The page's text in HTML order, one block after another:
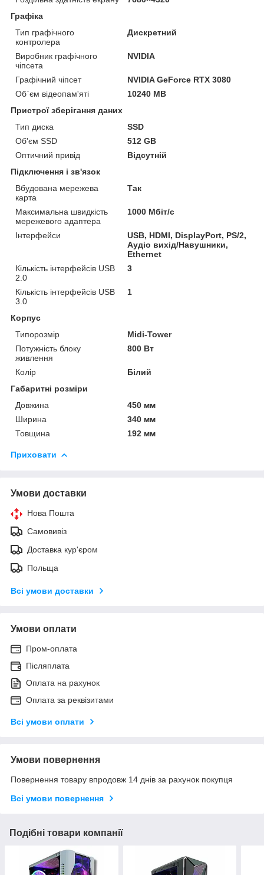
Графіка
Тип графічного
контролера
Дискретний
Виробник графічного
чіпсета
NVIDIA
Графічний чіпсет
NVIDIA GeForce RTX 3080
Об`єм відеопам'яті
10240 MB
Пристрої зберігання даних
Тип диска
SSD
Об'єм SSD
512 GB
Оптичний привід
Відсутній
Підключення і зв'язок
Вбудована мережева
карта
Так
Максимальна швидкість
мережевого адаптера
1000 Мбіт/с
Інтерфейси
USB, HDMI, DisplayPort, PS/2,
Аудіо вихід/Навушники,
Ethernet
Кількість інтерфейсів USB
2.0
3
Кількість інтерфейсів USB
3.0
1
Корпус
Типорозмір
Midi-Tower
Потужність блоку
живлення
800 Вт
Колір
Білий
Габаритні розміри
Довжина
450 мм
Ширина
340 мм
Товщина
192 мм
Приховати
Умови доставки
Нова Пошта
Самовивіз
Доставка кур'єром
Польща
Всі умови доставки
Умови оплати
Пром-оплата
Післяплата
Оплата на рахунок
Оплата за реквізитами
Всі умови оплати
Умови повернення
Повернення товару впродовж 14 днів за рахунок покупця
Всі умови повернення
Подібні товари компанії